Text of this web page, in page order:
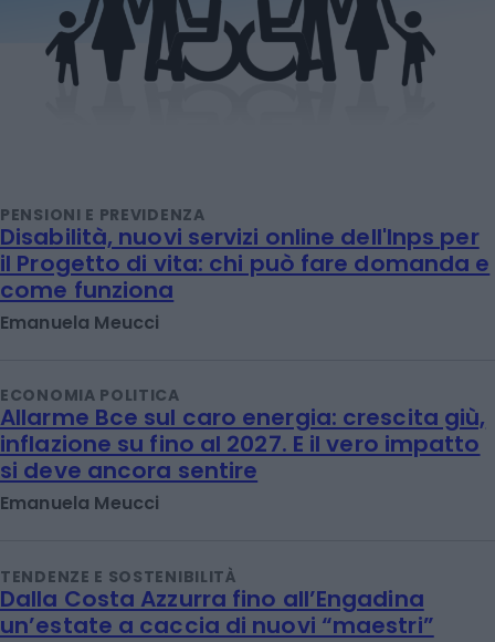
PENSIONI E PREVIDENZA
Disabilità, nuovi servizi online dell'Inps per
il Progetto di vita: chi può fare domanda e
come funziona
Emanuela Meucci
ECONOMIA POLITICA
Allarme Bce sul caro energia: crescita giù,
inflazione su fino al 2027. E il vero impatto
si deve ancora sentire
Emanuela Meucci
TENDENZE E SOSTENIBILITÀ
Dalla Costa Azzurra fino all’Engadina
un’estate a caccia di nuovi “maestri”